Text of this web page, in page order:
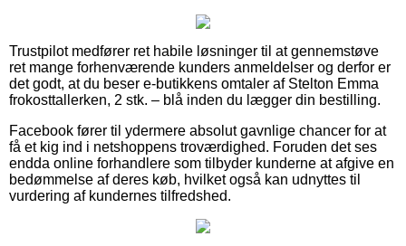
Trustpilot medfører ret habile løsninger til at gennemstøve
ret mange forhenværende kunders anmeldelser og derfor er
det godt, at du beser e-butikkens omtaler af Stelton Emma
frokosttallerken, 2 stk. – blå inden du lægger din bestilling.
Facebook fører til ydermere absolut gavnlige chancer for at
få et kig ind i netshoppens troværdighed. Foruden det ses
endda online forhandlere som tilbyder kunderne at afgive en
bedømmelse af deres køb, hvilket også kan udnyttes til
vurdering af kundernes tilfredshed.